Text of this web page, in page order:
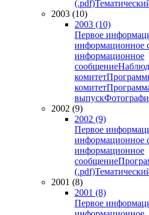
(.pdf)
2003 (10)
2003 (10)
Первое
информационное
информационное
сообщение
комитет
комитет
выпуск
2002 (9)
2002 (9)
Первое
информационное
информационное
сообщение
(.pdf)
2001 (8)
2001 (8)
Первое